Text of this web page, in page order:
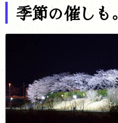
季節の催しも。